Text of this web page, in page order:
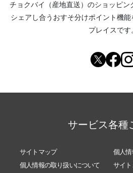
チョクバイ（産地直送） のショッピン
シェアし合う おすそ分けポイント機能
プレイスです
サービス各種
サイトマップ
個人
個人情報の取り扱いについて
サイ